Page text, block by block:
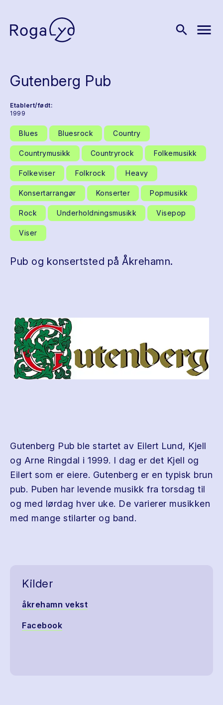
search menu
Gutenberg Pub
Etablert/født:
1999
Blues Bluesrock Country
Countrymusikk Countryrock Folkemusikk
Folkeviser Folkrock Heavy
Konsertarrangør Konserter Popmusikk
Rock Underholdningsmusikk Visepop
Viser
Pub og konsertsted på Åkrehamn.
Gutenberg Pub ble startet av Eilert Lund, Kjell
og Arne Ringdal i 1999. I dag er det Kjell og
Eilert som er eiere. Gutenberg er en typisk brun
pub. Puben har levende musikk fra torsdag til
og med lørdag hver uke. De varierer musikken
med mange stilarter og band.
Kilder
åkrehamn vekst
Facebook